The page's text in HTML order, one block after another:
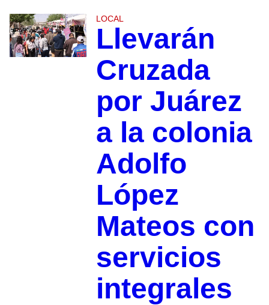
LOCAL
Llevarán
Cruzada
por Juárez
a la colonia
Adolfo
López
Mateos con
servicios
integrales